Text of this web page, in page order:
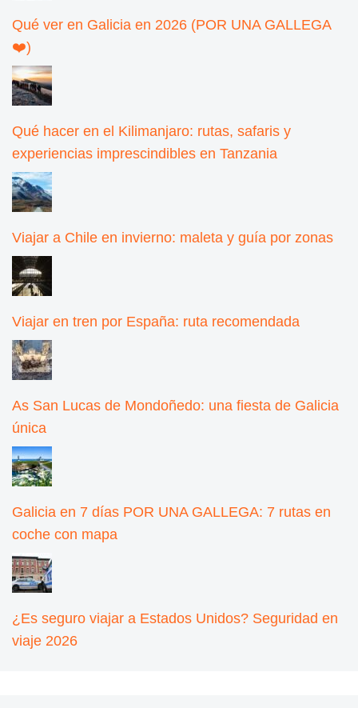
Qué ver en Galicia en 2026 (POR UNA GALLEGA
❤️)
Qué hacer en el Kilimanjaro: rutas, safaris y
experiencias imprescindibles en Tanzania
Viajar a Chile en invierno: maleta y guía por zonas
Viajar en tren por España: ruta recomendada
As San Lucas de Mondoñedo: una fiesta de Galicia
única
Galicia en 7 días POR UNA GALLEGA: 7 rutas en
coche con mapa
¿Es seguro viajar a Estados Unidos? Seguridad en
viaje 2026